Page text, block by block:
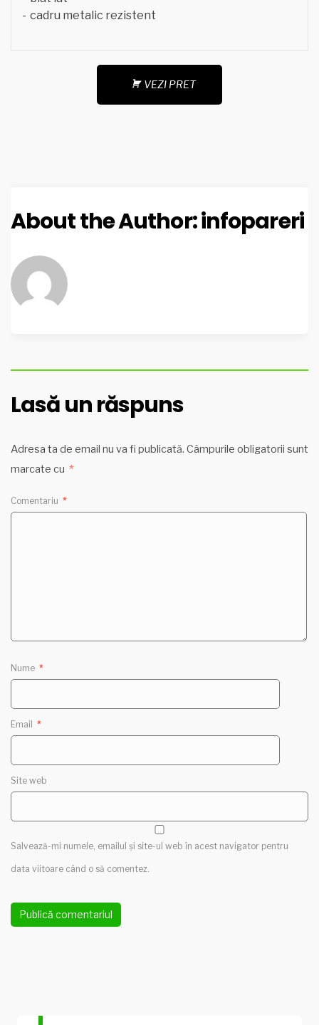
cadru metalic rezistent
VEZI PRET
About the Author:infopareri
Lasă un răspuns
Adresa ta de email nu va fi publicată. Câmpurile obligatorii sunt
marcate cu *
Comentariu *
Nume *
Email *
Site web
Salvează-mi numele, emailul și site-ul web în acest navigator pentru
data viitoare când o să comentez.